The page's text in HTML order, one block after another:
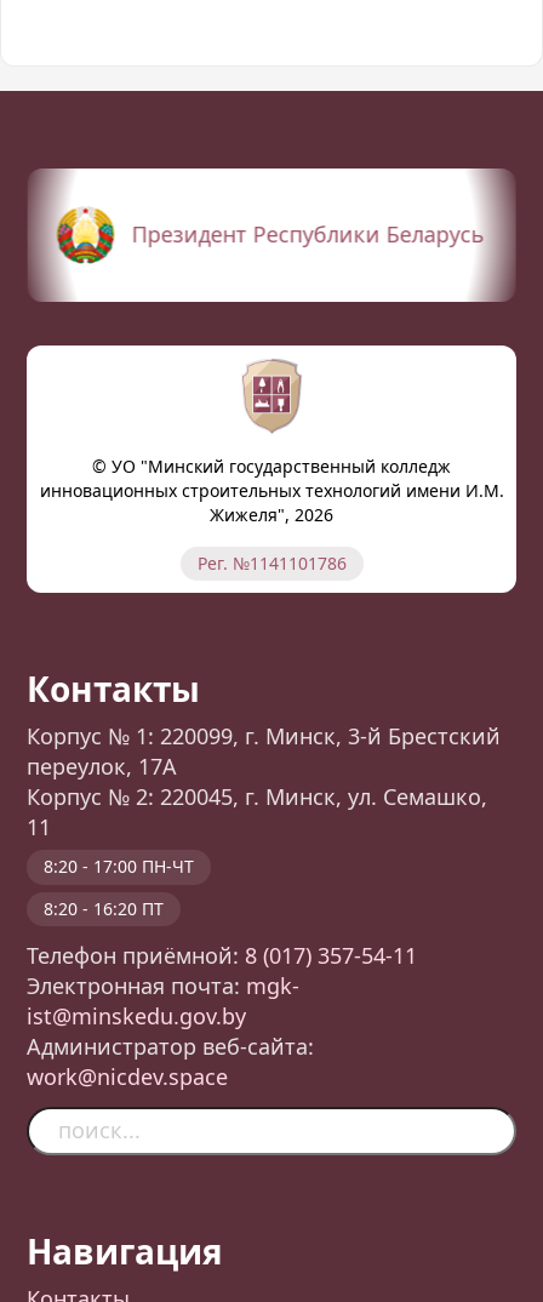
Президент Республики Беларусь
© УО "Минский государственный колледж
инновационных строительных технологий имени И.М.
Жижеля", 2026
Рег. №1141101786
Контакты
Корпус № 1: 220099, г. Минск, 3-й Брестский
переулок, 17А
Корпус № 2: 220045, г. Минск, ул. Семашко,
11
8:20 - 17:00 ПН-ЧТ
8:20 - 16:20 ПТ
Телефон приёмной: 8 (017) 357-54-11
Электронная почта: mgk-
ist@minskedu.gov.by
Администратор веб-сайта:
work@nicdev.space
Навигация